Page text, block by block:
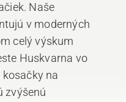
Naše
v moderných
celý výskum
Huskvarna vo
na
zvýšenú